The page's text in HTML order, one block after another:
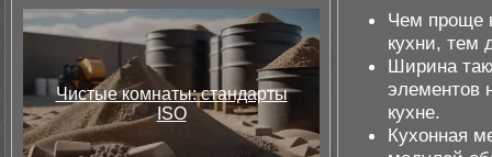
Чистые комнаты: стандарты
ISO
Чем проще
кухни, тем
Ширина
элементов
кухне.
Кухонная